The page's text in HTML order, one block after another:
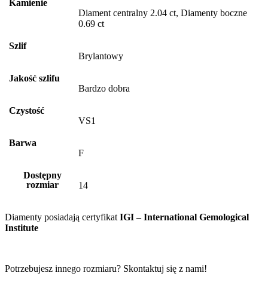
Kamienie
Diament centralny 2.04 ct, Diamenty boczne
0.69 ct
Szlif
Brylantowy
Jakość szlifu
Bardzo dobra
Czystość
VS1
Barwa
F
Dostępny
rozmiar
14
Diamenty posiadają certyfikat IGI – International Gemological
Institute
Potrzebujesz innego rozmiaru? Skontaktuj się z nami!